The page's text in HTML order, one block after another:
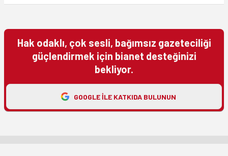
Hak odaklı, çok sesli, bağımsız gazeteciliği
güçlendirmek için bianet desteğinizi
bekliyor.
GOOGLE ILE KATKIDA BULUNUN